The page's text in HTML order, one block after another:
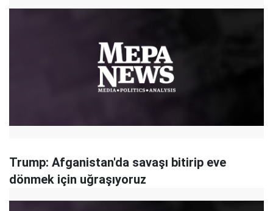
Trump: Afganistan'da savaşı bitirip eve
dönmek için uğraşıyoruz